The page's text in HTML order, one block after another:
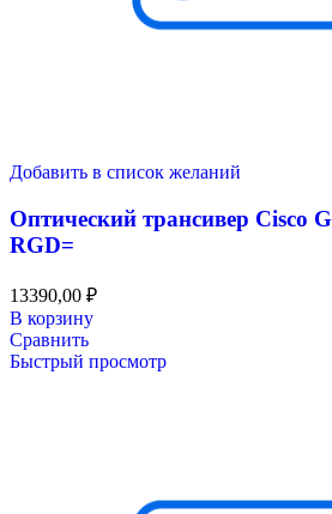
Добавить в список желаний
Оптический трансивер Cisco
RGD=
13390,00 ₽
В корзину
Сравнить
Быстрый просмотр